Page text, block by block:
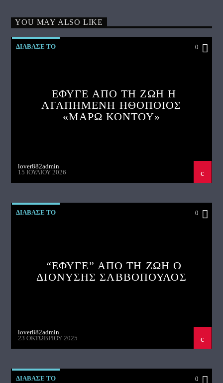
YOU MAY ALSO LIKE
ΔΙΑΒΑΣΕ ΤΟ 0
ΕΦΥΓΕ ΑΠΟ ΤΗ ΖΩΗ Η
ΑΓΑΠΗΜΕΝΗ ΗΘΟΠΟΙΟΣ
«ΜΑΡΩ ΚΟΝΤΟΥ»
lover882admin
15 ΙΟΥΛΊΟΥ 2026
ΔΙΑΒΑΣΕ ΤΟ 0
“ΕΦΥΓΕ” ΑΠΟ ΤΗ ΖΩΗ Ο
ΔΙΟΝΥΣΗΣ ΣΑΒΒΟΠΟΥΛΟΣ
lover882admin
23 ΟΚΤΩΒΡΊΟΥ 2025
ΔΙΑΒΑΣΕ ΤΟ 0